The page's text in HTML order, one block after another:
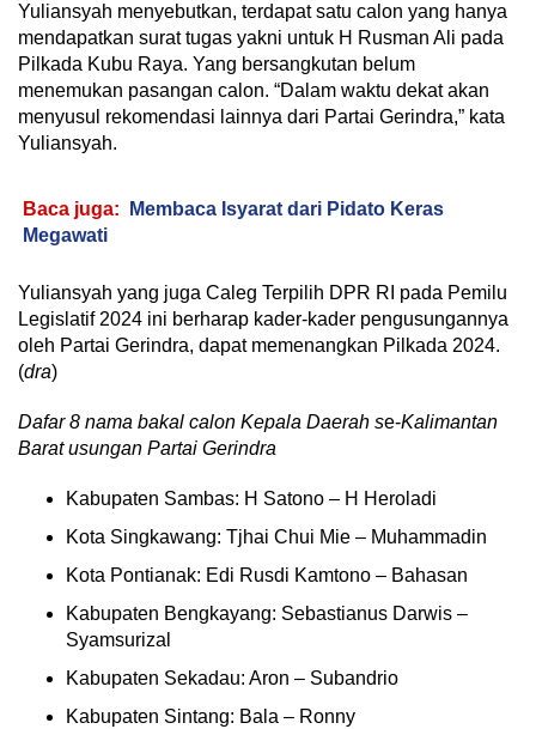
Yuliansyah menyebutkan, terdapat satu calon yang hanya
mendapatkan surat tugas yakni untuk H Rusman Ali pada
Pilkada Kubu Raya. Yang bersangkutan belum
menemukan pasangan calon. “Dalam waktu dekat akan
menyusul rekomendasi lainnya dari Partai Gerindra,” kata
Yuliansyah.
Baca juga:
Membaca Isyarat dari Pidato Keras
Megawati
Yuliansyah yang juga Caleg Terpilih DPR RI pada Pemilu
Legislatif 2024 ini berharap kader-kader pengusungannya
oleh Partai Gerindra, dapat memenangkan Pilkada 2024.
(dra)
Dafar 8 nama bakal calon Kepala Daerah se-Kalimantan
Barat usungan Partai Gerindra
Kabupaten Sambas: H Satono – H Heroladi
Kota Singkawang: Tjhai Chui Mie – Muhammadin
Kota Pontianak: Edi Rusdi Kamtono – Bahasan
Kabupaten Bengkayang: Sebastianus Darwis –
Syamsurizal
Kabupaten Sekadau: Aron – Subandrio
Kabupaten Sintang: Bala – Ronny